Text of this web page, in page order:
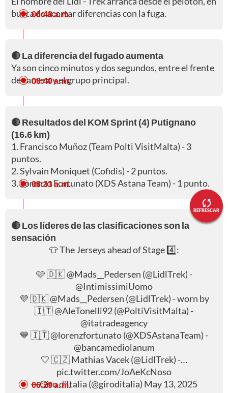
REFRESCAR
busca de acortar diferencias con la fuga.
06:48 a. m.
🔴 La diferencia del fugado aumenta
Ya son cinco minutos y dos segundos, entre el frente
de carrera y el grupo principal.
06:40 a. m.
🔴 Resultados del KOM Sprint (4) Putignano
(16.6 km)
1. Francisco Muñoz (Team Polti VisitMalta) - 3
puntos.
2. Sylvain Moniquet (Cofidis) - 2 puntos.
3. Lorenzo Fortunato (XDS Astana Team) - 1 punto.
06:33 a. m.
🔴 Los líderes de las clasificaciones son la
sensación
👕 The Jerseys ahead of Stage 4️⃣:
🩷 🇩🇰@Mads__Pedersen (@LidlTrek) -
@IntimissimiUomo
💜 🇩🇰@Mads__Pedersen (@LidlTrek) - worn by
🇮🇹@AleTonelli92(@PoltiVisitMalta) -
@itatradeagency
💙 🇮🇹@lorenzfortunato(@XDSAstanaTeam) -
@bancamediolanum
🤍 🇨🇿 Mathias Vacek (@LidlTrek) -…
pic.twitter.com/JoAeKcNoso
— Giro d'Italia (@giroditalia) May 13, 2025
06:29 a. m.